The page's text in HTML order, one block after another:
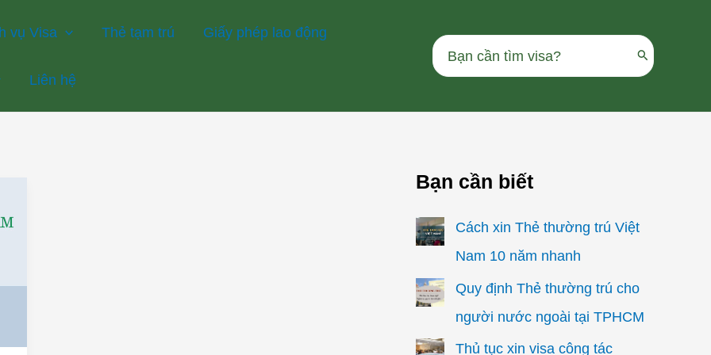
vụ Visa Thẻ tạm trú Giấy phép lao động
Liên hệ
Search
for:
Bạn cần biết
Cách xin Thẻ thường trú Việt
Nam 10 năm nhanh
Quy định Thẻ thường trú cho
người nước ngoài tại TPHCM
Thủ tục xin visa công tác